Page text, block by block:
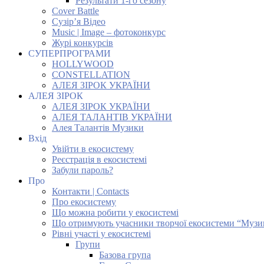
Cover Battle
Сузір’я Відео
Music | Image – фотоконкурс
Журі конкурсів
СУПЕРПРОГРАМИ
HOLLYWOOD
CONSTELLATION
АЛЕЯ ЗІРОК УКРАЇНИ
АЛЕЯ ЗІРОК
АЛЕЯ ЗІРОК УКРАЇНИ
АЛЕЯ ТАЛАНТІВ УКРАЇНИ
Алея Талантів Музики
Вхід
Увійти в екосистему
Реєстрація в екосистемі
Забули пароль?
Про
Контакти | Contacts
Про екосистему
Що можна робити у екосистемі
Що отримують учасники творчої екосистеми
Рівні участі у екосистемі
Групи
Базова група